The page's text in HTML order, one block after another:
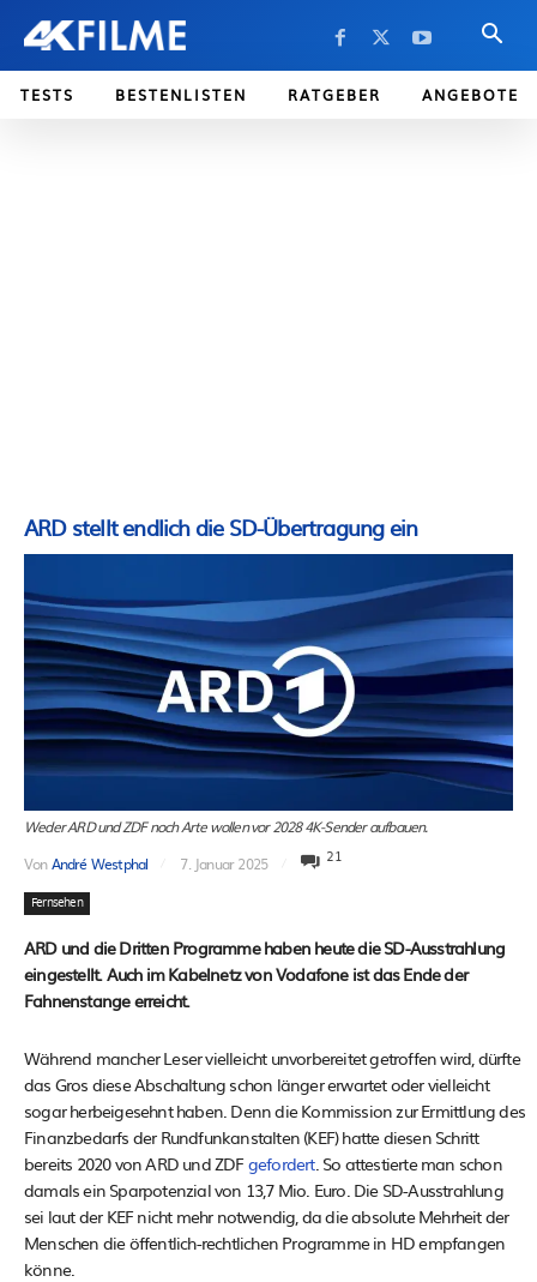
TESTS BESTENLISTEN RATGEBER ANGEBOTE
ARD stellt endlich die SD-Übertragung ein
Weder ARD und ZDF noch Arte wollen vor 2028 4K-Sender aufbauen.
VonAndré Westphal 7. Januar 2025 21
Fernsehen
ARD und die Dritten Programme haben heute die SD-Ausstrahlung
eingestellt. Auch im Kabelnetz von Vodafone ist das Ende der
Fahnenstange erreicht.
Während mancher Leser vielleicht unvorbereitet getroffen wird, dürfte
das Gros diese Abschaltung schon länger erwartet oder vielleicht
sogar herbeigesehnt haben. Denn die Kommission zur Ermittlung des
Finanzbedarfs der Rundfunkanstalten (KEF) hatte diesen Schritt
bereits 2020 von ARD und ZDFgefordert. So attestierte man schon
damals ein Sparpotenzial von 13,7 Mio. Euro. Die SD-Ausstrahlung
sei laut der KEF nicht mehr notwendig, da die absolute Mehrheit der
Menschen die öffentlich-rechtlichen Programme in HD empfangen
könne.